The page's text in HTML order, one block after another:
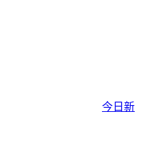
今日新